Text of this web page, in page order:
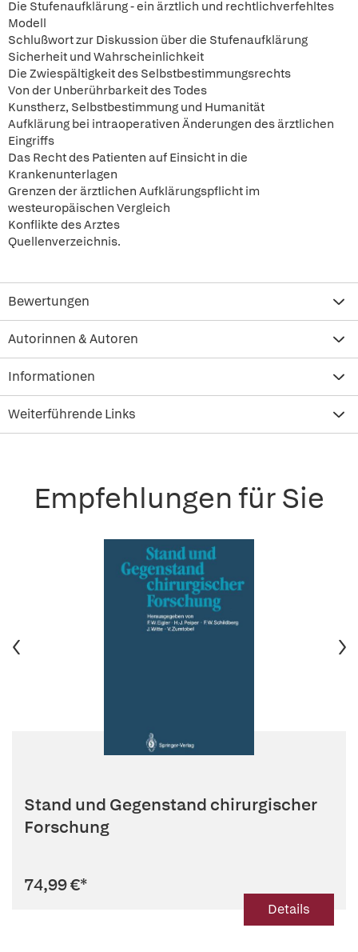
Die Stufenaufklärung - ein ärztlich und rechtlichverfehltes
Modell
Schlußwort zur Diskussion über die Stufenaufklärung
Sicherheit und Wahrscheinlichkeit
Die Zwiespältigkeit des Selbstbestimmungsrechts
Von der Unberührbarkeit des Todes
Kunstherz, Selbstbestimmung und Humanität
Aufklärung bei intraoperativen Änderungen des ärztlichen
Eingriffs
Das Recht des Patienten auf Einsicht in die
Krankenunterlagen
Grenzen der ärztlichen Aufklärungspflicht im
westeuropäischen Vergleich
Konflikte des Arztes
Quellenverzeichnis.
Bewertungen
Autorinnen & Autoren
Informationen
Weiterführende Links
Empfehlungen für Sie
Stand und Gegenstand chirurgischer
Forschung
74,99 €*
Details